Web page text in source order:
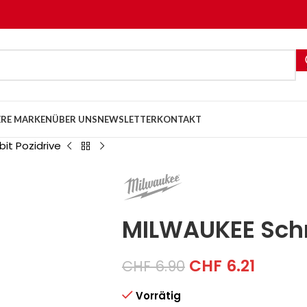
MARKENÜBER UNSNEWSLETTERKONTAKT
Pozidrive
MILWAUKEE
CHF6.90 CHF 6.21
Vorrätig